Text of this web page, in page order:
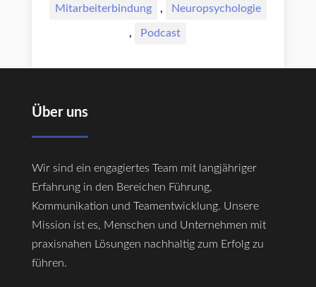
Mitarbeiterbindung , Neuropsychologie
, Podcast
Über uns
Wir sind ein engagiertes Team mit langjähriger
Erfahrung in den Bereichen Führung,
Kommunikation und Teamentwicklung. Unsere
Mission ist es, Menschen und Unternehmen mit
praxisnahen Lösungen nachhaltig zum Erfolg zu
führen.